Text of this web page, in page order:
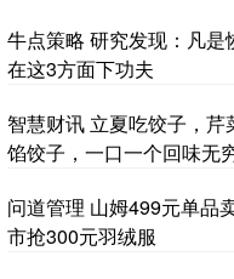
牛点策略 研究发现：凡
在这3方面下功夫
智慧财讯 立夏吃饺子，
馅饺子，一口一个回味无
问道管理 山姆499元单品
市抢300元羽绒服